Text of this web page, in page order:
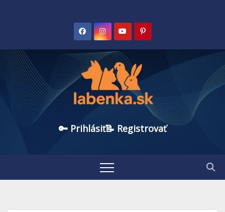
🔑 Prihlásiť📝 Registrovať